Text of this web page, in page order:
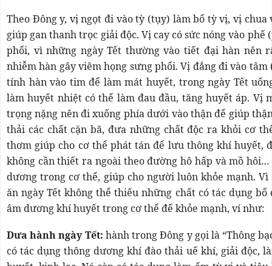
Theo Đông y, vị ngọt đi vào tỳ (tụy) làm bổ tỳ vị, vị chua
giúp gan thanh trọc giải độc. Vị cay có sức nóng vào phế
phổi, vì những ngày Tết thường vào tiết đại hàn nên
nhiễm hàn gây viêm họng sưng phổi. Vị đắng đi vào tâm
tính hàn vào tim để làm mát huyết, trong ngày Tết
làm huyết nhiệt có thể làm đau đầu, tăng huyết áp. Vị
trọng nặng nên đi xuống phía dưới vào thận để giúp
thải các chất cặn bã, đưa những chất độc ra khỏi cơ
thơm giúp cho cơ thể phát tán để lưu thông khí huyết,
không cần thiết ra ngoài theo đường hô hấp và mồ hôi…
dương trong cơ thể, giúp cho người luôn khỏe mạnh. Vì
ăn ngày Tết không thể thiếu những chất có tác dụng bổ
âm dương khí huyết trong cơ thể để khỏe mạnh, ví như:
Dưa hành ngày Tết: hành trong Đông y gọi là “Thông
có tác dụng thông dương khí đào thải uế khí, giải độc,